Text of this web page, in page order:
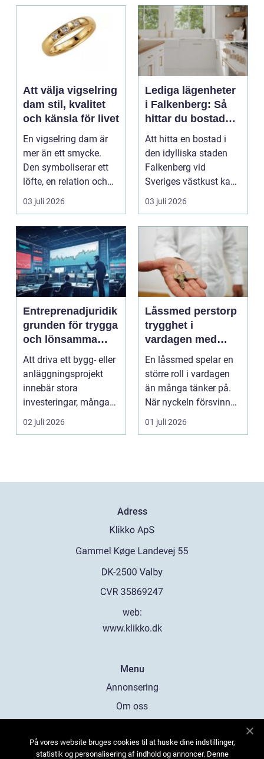
Att välja vigselring
dam stil, kvalitet
och känsla för livet
En vigselring dam är
mer än ett smycke.
Den symboliserar ett
löfte, en relation och
en gemensam fram...
03 juli 2026
Lediga lägenheter
i Falkenberg: Så
hittar du bostaden
för dig
Att hitta en bostad i
den idylliska staden
Falkenberg vid
Sveriges västkust kan
vara både...
03 juli 2026
Entreprenadjuridik
grunden för trygga
och lönsamma
byggprojekt
Att driva ett bygg- eller
anläggningsprojekt
innebär stora
investeringar, många
aktörer och ofta tuf...
02 juli 2026
Låssmed perstorp
trygghet i
vardagen med
moderna lås och
säkerhet
En låssmed spelar en
större roll i vardagen
än många tänker på.
När nyckeln försvinner,
dörren kärva...
01 juli 2026
Adress
web:
www.klikko.dk
Menu
Annonsering
Om oss
Kontakta oss
På vores website bruges cookies til at huske dine indstillinger,
statistik og personalisering af indhold og annoncer. Denne